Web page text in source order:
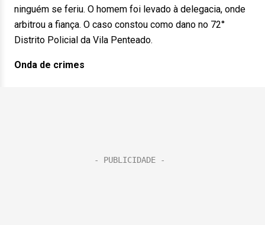
ninguém se feriu. O homem foi levado à delegacia, onde
arbitrou a fiança. O caso constou como dano no 72°
Distrito Policial da Vila Penteado.
Onda de crimes